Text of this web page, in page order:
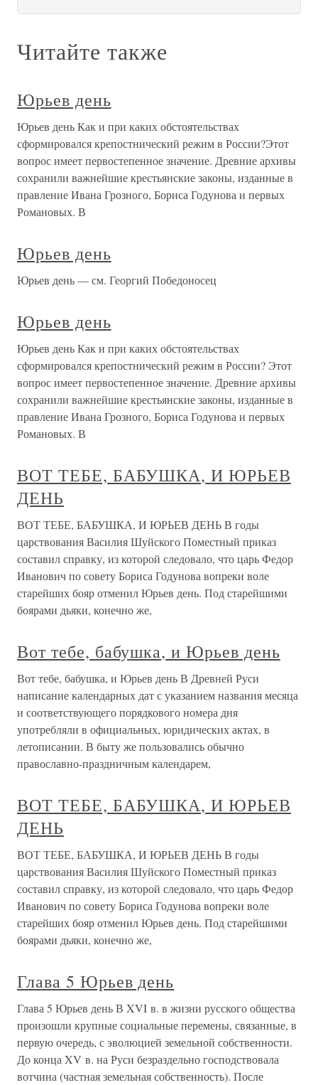
Читайте также
Юрьев день
Юрьев день Как и при каких обстоятельствах
сформировался крепостнический режим в России?Этот
вопрос имеет первостепенное значение. Древние архивы
сохранили важнейшие крестьянские законы, изданные в
правление Ивана Грозного, Бориса Годунова и первых
Романовых. В
Юрьев день
Юрьев день — см. Георгий Победоносец
Юрьев день
Юрьев день Как и при каких обстоятельствах
сформировался крепостнический режим в России? Этот
вопрос имеет первостепенное значение. Древние архивы
сохранили важнейшие крестьянские законы, изданные в
правление Ивана Грозного, Бориса Годунова и первых
Романовых. В
ВОТ ТЕБЕ, БАБУШКА, И ЮРЬЕВ
ДЕНЬ
ВОТ ТЕБЕ, БАБУШКА, И ЮРЬЕВ ДЕНЬ В годы
царствования Василия Шуйского Поместный приказ
составил справку, из которой следовало, что царь Федор
Иванович по совету Бориса Годунова вопреки воле
старейших бояр отменил Юрьев день. Под старейшими
боярами дьяки, конечно же,
Вот тебе, бабушка, и Юрьев день
Вот тебе, бабушка, и Юрьев день В Древней Руси
написание календарных дат с указанием названия месяца
и соответствующего порядкового номера дня
употребляли в официальных, юридических актах, в
летописании. В быту же пользовались обычно
православно-праздничным календарем,
ВОТ ТЕБЕ, БАБУШКА, И ЮРЬЕВ
ДЕНЬ
ВОТ ТЕБЕ, БАБУШКА, И ЮРЬЕВ ДЕНЬ В годы
царствования Василия Шуйского Поместный приказ
составил справку, из которой следовало, что царь Федор
Иванович по совету Бориса Годунова вопреки воле
старейших бояр отменил Юрьев день. Под старейшими
боярами дьяки, конечно же,
Глава 5 Юрьев день
Глава 5 Юрьев день В XVI в. в жизни русского общества
произошли крупные социальные перемены, связанные, в
первую очередь, с эволюцией земельной собственности.
До конца XV в. на Руси безраздельно господствовала
вотчина (частная земельная собственность). После